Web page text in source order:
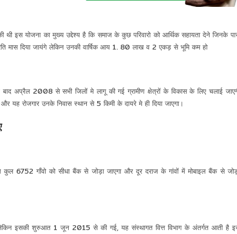
इस योजना का मुख्य उद्देश्य है कि समाज के कुछ परिवारो को आर्थिक सहायता देने जिनके
दिया जायंगे लेकिन उनकी वार्षिक आय 1. 80 लाख व 2 एकड़ से भूमि कम हो
अप्रैल 2008 से सभी जिलों मे लागू की गई ग्रामीण क्षेत्रों के विकास के लिए चलाई
यह रोजगार उनके निवास स्थान से 5 किमी के दायरे मे ही दिया जाएगा।
6752 गाँवो को सीधा बैंक से जोड़ा जाएगा और दूर दराज के गांवों में मोबाइल बैंक से
लेकिन इसकी शुरुआत 1 जून 2015 से की गई, यह संस्थागत वित्त विभाग के अंतर्गत आती है